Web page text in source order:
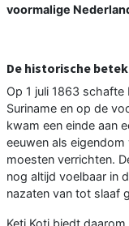
voormalige
De historische
Op 1 juli 1863 schafte
Suriname en op de
kwam een einde aan
eeuwen als
moesten verrichten.
nog altijd voelbaar in
nazaten van tot slaaf
Keti Koti biedt